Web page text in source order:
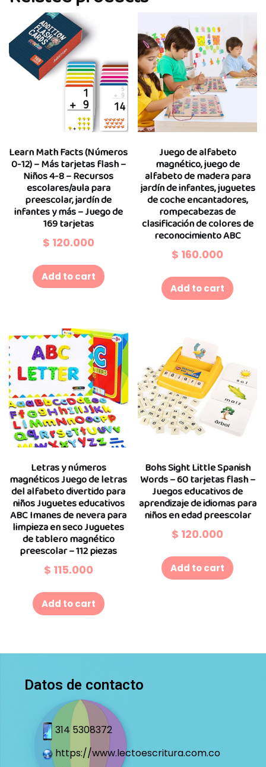
Learn Math Facts (Números
0-12) – Más tarjetas flash –
Niños 4-8 – Recursos
escolares/aula para
preescolar, jardín de
infantes y más – Juego de
169 tarjetas
$ 120.000
Add to cart
Juego de alfabeto
magnético, juego de
alfabeto de madera para
jardín de infantes, juguetes
de coche encantadores,
rompecabezas de
clasificación de colores de
reconocimiento ABC
$ 160.000
Add to cart
Letras y números
magnéticos Juego de letras
del alfabeto divertido para
niños Juguetes educativos
ABC Imanes de nevera para
limpieza en seco Juguetes
de tablero magnético
preescolar – 112 piezas
$ 115.000
Add to cart
Bohs Sight Little Spanish
Words – 60 tarjetas flash –
Juegos educativos de
aprendizaje de idiomas para
niños en edad preescolar
$ 120.000
Add to cart
Datos de contacto
314 5308372
https://www.lectoescritura.com.co